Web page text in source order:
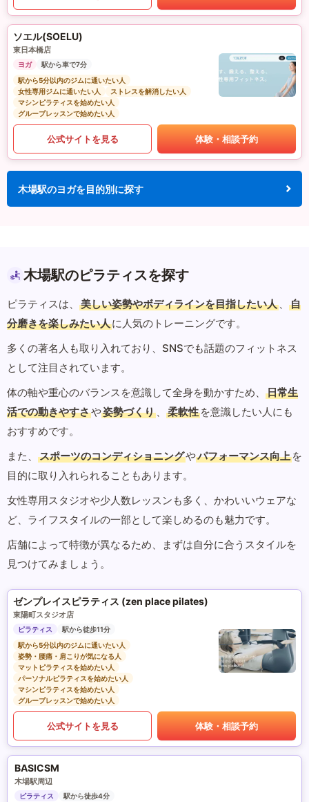
ソエル(SOELU)
東日本橋店
ヨガ
駅から車で7分
駅から5分以内のジムに通いたい人
女性専用ジムに通いたい人
ストレスを解消したい人
マシンピラティスを始めたい人
グループレッスンで始めたい人
公式サイトを見る 体験・相談予約
木場駅のヨガを目的別に探す
木場駅のピラティスを探す
ピラティスは、 美しい姿勢やボディラインを目指したい人 、
自
分磨きを楽しみたい人に人気のトレーニングです。
多くの著名人も取り入れており、SNSでも話題のフィットネス
として注目されています。
体の軸や重心のバランスを意識して全身を動かすため、
日常生
活での動きやすさや姿勢づくり 、 柔軟性 を意識したい人にも
おすすめです。
また、
スポーツのコンディショニングやパフォーマンス向上 を
目的に取り入れられることもあります。
女性専用スタジオや少人数レッスンも多く、かわいいウェアな
ど、ライフスタイルの一部として楽しめるのも魅力です。
店舗によって特徴が異なるため、まずは自分に合うスタイルを
見つけてみましょう。
ゼンプレイスピラティス (zen place pilates)
東陽町スタジオ店
ピラティス
駅から徒歩11分
駅から5分以内のジムに通いたい人
姿勢・腰痛・肩こりが気になる人
マットピラティスを始めたい人
パーソナルピラティスを始めたい人
マシンピラティスを始めたい人
グループレッスンで始めたい人
公式サイトを見る 体験・相談予約
BASICSM
木場駅周辺
ピラティス 駅から徒歩4分